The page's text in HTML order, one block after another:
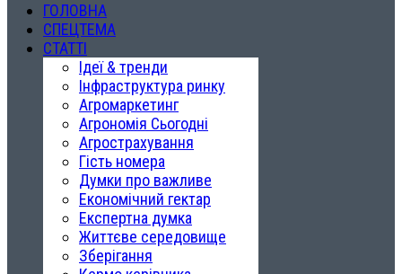
ГОЛОВНА
СПЕЦТЕМА
СТАТТІ
Ідеї & тренди
Інфраструктура ринку
Агромаркетинг
Агрономія Сьогодні
Агрострахування
Гість номера
Думки про важливе
Економічний гектар
Експертна думка
Життєве середовище
Зберігання